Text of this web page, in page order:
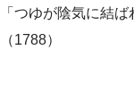
「つゆが陰気に結
（1788）